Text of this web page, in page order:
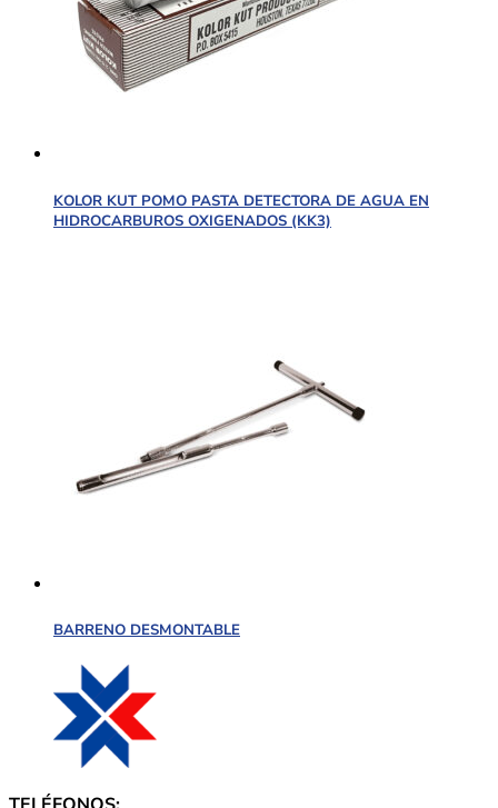
KOLOR KUT POMO PASTA DETECTORA DE AGUA EN
HIDROCARBUROS OXIGENADOS (KK3)
BARRENO DESMONTABLE